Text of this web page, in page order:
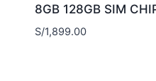
8GB 128GB SIM
S/1,899.00